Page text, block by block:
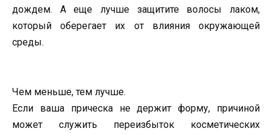
дождем. А еще лучше защитите волосы лаком,
который оберегает их от влияния окружающей
среды.
Чем меньше, тем лучше.
Если ваша прическа не держит форму, причиной
может служить переизбыток косметических